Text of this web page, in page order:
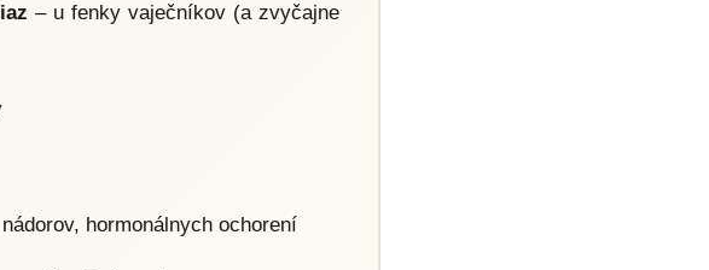
– u fenky vaječníkov (a zvyčajne
hormonálnych ochorení